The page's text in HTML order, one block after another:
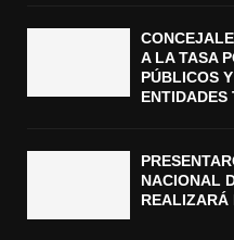
A LA TASA
PÚBLICOS
ENTIDADES
NACIONAL
REALIZARÁ